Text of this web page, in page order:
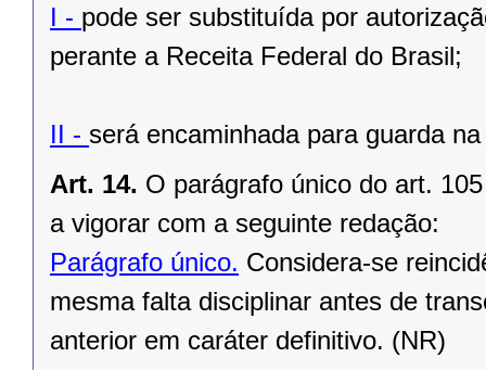
I - pode ser substituída por
perante a Receita Federal do Brasil;
II - será encaminhada para guarda
Art. 14. O parágrafo único do art.
a vigorar com a seguinte redação:
Parágrafo único. Considera-se
mesma falta disciplinar antes de
anterior em caráter definitivo. (NR)